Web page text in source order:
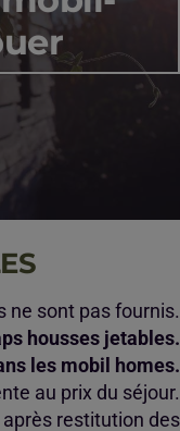
ne sont pas fournis.
housses jetables.
les mobil homes.
au prix du séjour.
restitution des